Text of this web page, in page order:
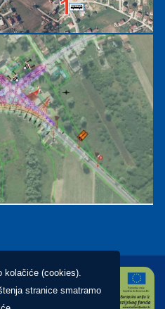
kolačiće (cookies).
stranice smatramo